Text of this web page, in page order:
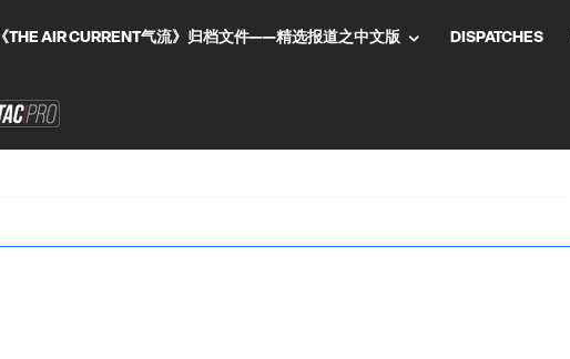
《THE AIR CURRENT气流》归档文件——精选报道之中文版 DISPATCHES